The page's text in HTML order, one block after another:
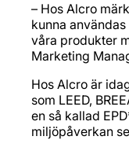
– Hos Alcro
kunna
våra produkter
Marketing
Hos Alcro är
som LEED,
en så kallad
miljöpåverkan